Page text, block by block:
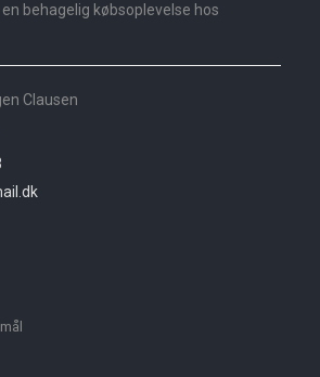
behagelig købsoplevelse hos
Clausen